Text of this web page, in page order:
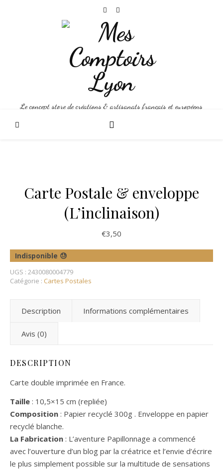
Le concept store de créations & artisanats français et européens
Carte Postale & enveloppe
(L’inclinaison)
€3,50
Indisponible 😓
UGS : 2430080004779
Catégorie : Cartes Postales
Description Informations complémentaires
Avis (0)
DESCRIPTION
Carte double imprimée en France.
Taille : 10,5×15 cm (repliée)
Composition : Papier recyclé 300g . Enveloppe en papier
recyclé blanche.
La Fabrication : L’aventure Papillonnage a commencé
avec l’ouverture d’un blog par la créatrice et l’envie d’écrire
le plus simplement possible sur la multitude de sensations